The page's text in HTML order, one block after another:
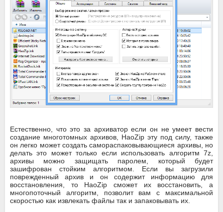
Естественно, что это за архиватор если он не умеет вести
создание многотомных архивов, HaoZip эту под силу, также
он легко может создать самораспаковывающиеся архивы, но
делать это может только если использовать алгоритм 7z,
архивы можно защищать паролем, который будет
зашифрован стойким алгоритмом. Если вы загрузили
поврежденный архив и он содержит информацию для
восстановления, то HaoZip сможет их восстановить, а
многопоточный алгоритм, позволит вам с максимальной
скоростью как извлекать файлы так и запаковывать их.